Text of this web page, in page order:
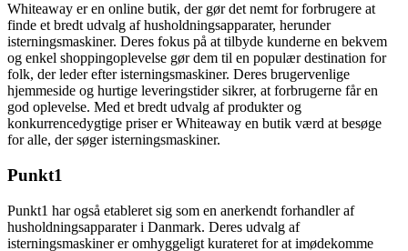
Whiteaway er en online butik, der gør det nemt for forbrugere at
finde et bredt udvalg af husholdningsapparater, herunder
isterningsmaskiner. Deres fokus på at tilbyde kunderne en bekvem
og enkel shoppingoplevelse gør dem til en populær destination for
folk, der leder efter isterningsmaskiner. Deres brugervenlige
hjemmeside og hurtige leveringstider sikrer, at forbrugerne får en
god oplevelse. Med et bredt udvalg af produkter og
konkurrencedygtige priser er Whiteaway en butik værd at besøge
for alle, der søger isterningsmaskiner.
Punkt1
Punkt1 har også etableret sig som en anerkendt forhandler af
husholdningsapparater i Danmark. Deres udvalg af
isterningsmaskiner er omhyggeligt kurateret for at imødekomme